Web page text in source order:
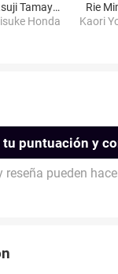
Tetsuji Tamayama
Honda
Rie
Kaori
tu puntuación y
reseña pueden